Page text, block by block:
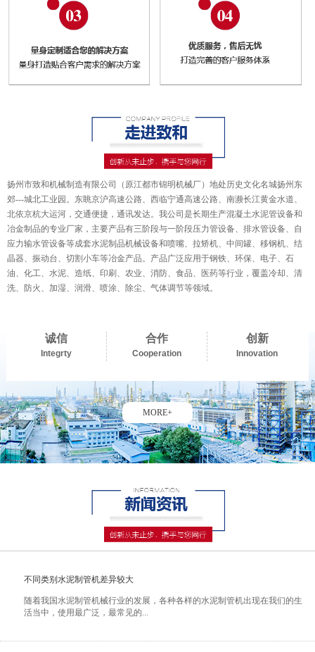
扬州市致和机械制造有限公司（原江都市锦明机械厂）地处历史文化名城扬州东
郊---城北工业园。东眺京沪高速公路、西临宁通高速公路、南濒长江黄金水道、
北依京杭大运河，交通便捷，通讯发达。我公司是长期生产混凝土水泥管设备和
冶金制品的专业厂家，主要产品有三阶段与一阶段压力管设备、排水管设备、自
应力输水管设备等成套水泥制品机械设备和喷嘴、拉矫机、中间罐、移钢机、结
晶器、振动台、切割小车等冶金产品。产品广泛应用于钢铁、环保、电子、石
油、化工、水泥、造纸、印刷、农业、消防、食品、医药等行业，覆盖冷却、清
洗、防火、加湿、润滑、喷涂、除尘、气体调节等领域。
诚信
Integrty
合作
Cooperation
创新
Innovation
MORE+
不同类别水泥制管机差异较大
随着我国水泥制管机械行业的发展，各种各样的水泥制管机出现在我们的生
活当中，使用最广泛，最常见的...